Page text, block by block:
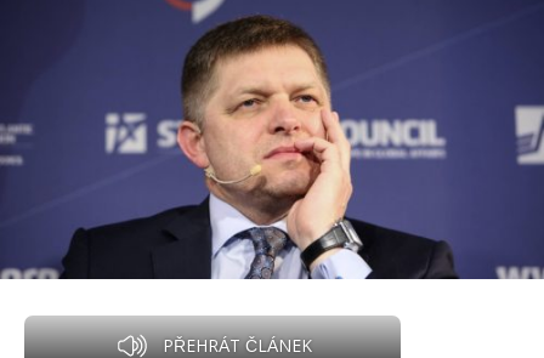
PŘEHRÁT ČLÁNEK